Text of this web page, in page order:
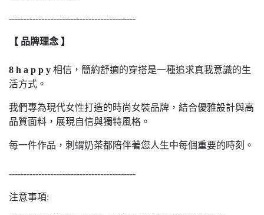
-------------------------------------------
【 品牌理念 】
8 h a p p y 相信，簡約舒適的穿搭是一種追求真我意識的生
活方式。
我們專為現代女性打造的時尚女裝品牌，結合優雅設計與高
品質面料，展現自信與獨特風格。
每一件作品，刺蝟奶茶都陪伴著您人生中每個重要的時刻。
-------------------------------------------
注意事項: